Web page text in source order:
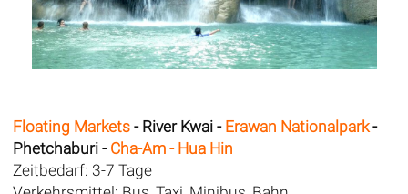
Floating Markets- River Kwai - Erawan Nationalpark-
Phetchaburi - Cha-Am - Hua Hin
Zeitbedarf: 3-7 Tage